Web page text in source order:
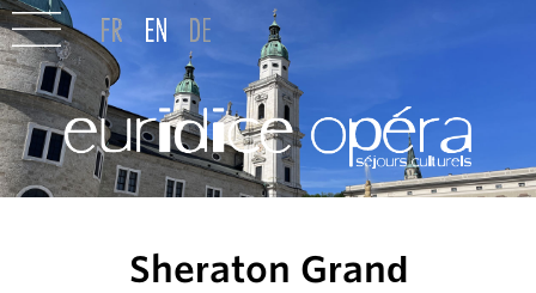
Sheraton Grand